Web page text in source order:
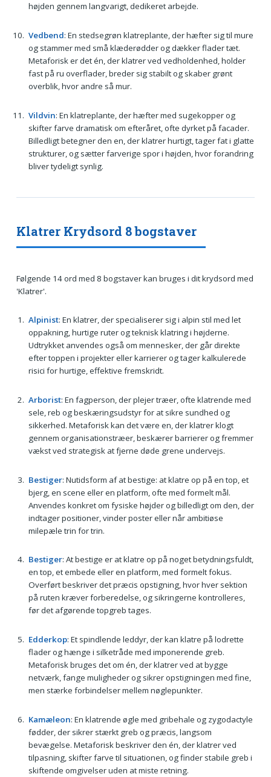
højden gennem langvarigt, dedikeret arbejde.
Vedbend: En stedsegrøn klatreplante, der hæfter sig til mure
og stammer med små klæderødder og dækker flader tæt.
Metaforisk er det én, der klatrer ved vedholdenhed, holder
fast på ru overflader, breder sig stabilt og skaber grønt
overblik, hvor andre så mur.
Vildvin: En klatreplante, der hæfter med sugekopper og
skifter farve dramatisk om efteråret, ofte dyrket på facader.
Billedligt betegner den en, der klatrer hurtigt, tager fat i glatte
strukturer, og sætter farverige spor i højden, hvor forandring
bliver tydeligt synlig.
Klatrer Krydsord 8 bogstaver
Følgende 14 ord med 8 bogstaver kan bruges i dit krydsord med
'Klatrer'.
Alpinist: En klatrer, der specialiserer sig i alpin stil med let
oppakning, hurtige ruter og teknisk klatring i højderne.
Udtrykket anvendes også om mennesker, der går direkte
efter toppen i projekter eller karrierer og tager kalkulerede
risici for hurtige, effektive fremskridt.
Arborist: En fagperson, der plejer træer, ofte klatrende med
sele, reb og beskæringsudstyr for at sikre sundhed og
sikkerhed. Metaforisk kan det være en, der klatrer klogt
gennem organisationstræer, beskærer barrierer og fremmer
vækst ved strategisk at fjerne døde grene undervejs.
Bestiger: Nutidsform af at bestige: at klatre op på en top, et
bjerg, en scene eller en platform, ofte med formelt mål.
Anvendes konkret om fysiske højder og billedligt om den, der
indtager positioner, vinder poster eller når ambitiøse
milepæle trin for trin.
Bestiger: At bestige er at klatre op på noget betydningsfuldt,
en top, et embede eller en platform, med formelt fokus.
Overført beskriver det præcis opstigning, hvor hver sektion
på ruten kræver forberedelse, og sikringerne kontrolleres,
før det afgørende topgreb tages.
Edderkop: Et spindlende leddyr, der kan klatre på lodrette
flader og hænge i silketråde med imponerende greb.
Metaforisk bruges det om én, der klatrer ved at bygge
netværk, fange muligheder og sikrer opstigningen med fine,
men stærke forbindelser mellem nøglepunkter.
Kamæleon: En klatrende øgle med gribehale og zygodactyle
fødder, der sikrer stærkt greb og præcis, langsom
bevægelse. Metaforisk beskriver den én, der klatrer ved
tilpasning, skifter farve til situationen, og finder stabile greb i
skiftende omgivelser uden at miste retning.